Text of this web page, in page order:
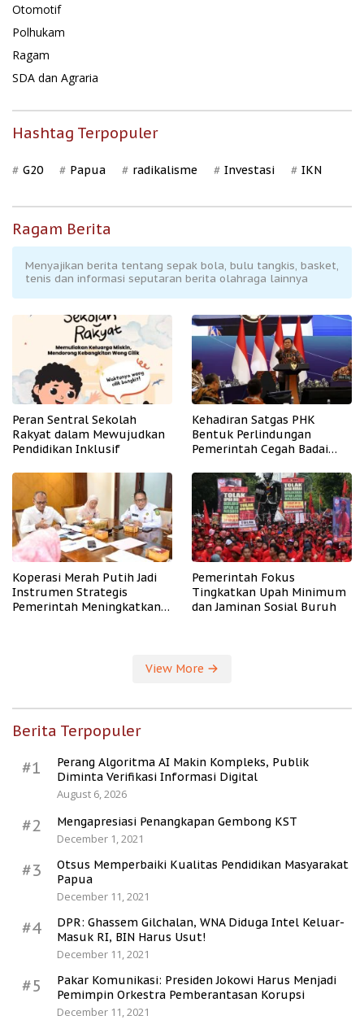
Otomotif
Polhukam
Ragam
SDA dan Agraria
Hashtag Terpopuler
G20 Papua radikalisme Investasi IKN
Ragam Berita
Menyajikan berita tentang sepak bola, bulu tangkis, basket,
tenis dan informasi seputaran berita olahraga lainnya
Peran Sentral Sekolah
Rakyat dalam Mewujudkan
Pendidikan Inklusif
Kehadiran Satgas PHK
Bentuk Perlindungan
Pemerintah Cegah Badai
Koperasi Merah Putih Jadi
Instrumen Strategis
Pemerintah Meningkatkan
Pemerintah Fokus
Tingkatkan Upah Minimum
dan Jaminan Sosial Buruh
View More
Berita Terpopuler
#1
Perang Algoritma AI Makin Kompleks, Publik
Diminta Verifikasi Informasi Digital
August 6, 2026
#2
Mengapresiasi Penangkapan Gembong KST
December 1, 2021
#3
Otsus Memperbaiki Kualitas Pendidikan Masyarakat
Papua
December 11, 2021
#4
DPR: Ghassem Gilchalan, WNA Diduga Intel Keluar-
Masuk RI, BIN Harus Usut!
December 11, 2021
#5
Pakar Komunikasi: Presiden Jokowi Harus Menjadi
Pemimpin Orkestra Pemberantasan Korupsi
December 11, 2021